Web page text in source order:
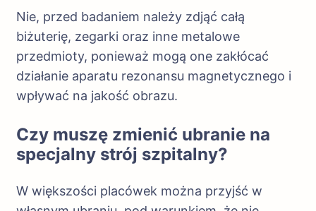
Nie, przed badaniem należy zdjąć całą
biżuterię, zegarki oraz inne metalowe
przedmioty, ponieważ mogą one zakłócać
działanie aparatu rezonansu magnetycznego i
wpływać na jakość obrazu.
Czy muszę zmienić ubranie na
specjalny strój szpitalny?
W większości placówek można przyjść w